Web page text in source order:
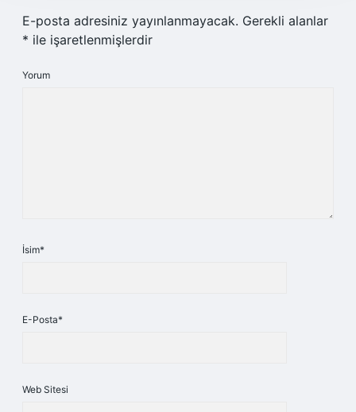
E-posta adresiniz yayınlanmayacak. Gerekli alanlar
* ile işaretlenmişlerdir
Yorum
İsim*
E-Posta*
Web Sitesi